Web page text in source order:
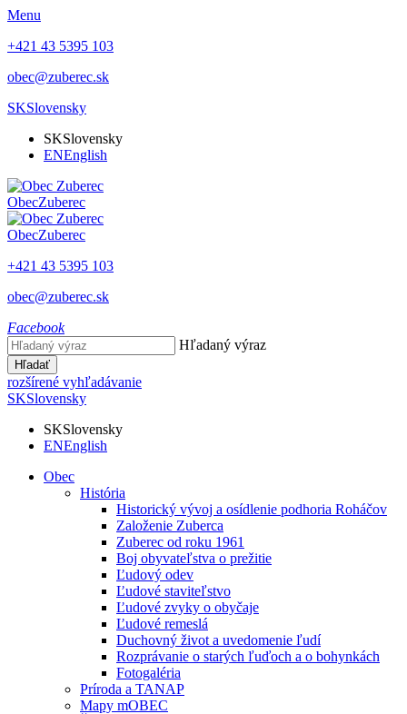
Menu
+421 43 5395 103
obec@zuberec.sk
SKSlovensky
SKSlovensky
ENEnglish
ObecZuberec
ObecZuberec
+421 43 5395 103
obec@zuberec.sk
Facebook
Hľadaný výraz
Hľadať
rozšírené vyhľadávanie
SKSlovensky
SKSlovensky
ENEnglish
Obec
História
Historický vývoj a osídlenie podhoria Roháčov
Založenie Zuberca
Zuberec od roku 1961
Boj obyvateľstva o prežitie
Ľudový odev
Ľudové staviteľstvo
Ľudové zvyky o obyčaje
Ľudové remeslá
Duchovný život a uvedomenie ľudí
Rozprávanie o starých ľuďoch a o bohynkách
Fotogaléria
Príroda a TANAP
Mapy mOBEC